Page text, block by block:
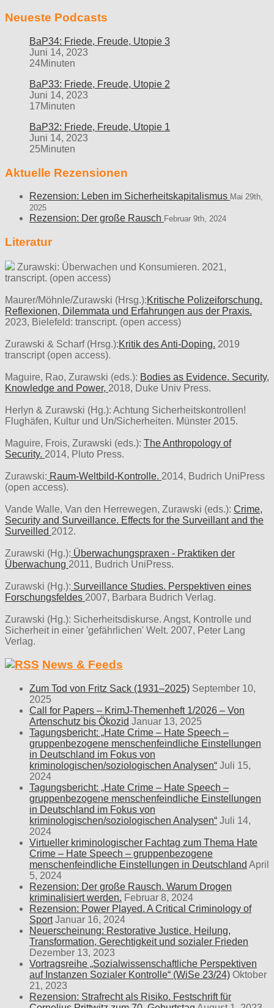
Neueste Podcasts
BaP34: Friede, Freude, Utopie 3
Juni 14, 2023
24Minuten
BaP33: Friede, Freude, Utopie 2
Juni 14, 2023
17Minuten
BaP32: Friede, Freude, Utopie 1
Juni 14, 2023
25Minuten
Aktuelle Rezensionen
Rezension: Leben im Sicherheitskapitalismus Mai 29th,
2025
Rezension: Der große Rausch Februar 9th, 2024
Literatur
Zurawski: Überwachen und Konsumieren. 2021,
transcript. (open access)
Maurer/Möhnle/Zurawski (Hrsg.):Kritische Polizeiforschung.
Reflexionen, Dilemmata und Erfahrungen aus der Praxis.
2023, Bielefeld: transcript. (open access)
Zurawski & Scharf (Hrsg.):Kritik des Anti-Doping. 2019
transcript (open access).
Maguire, Rao, Zurawski (eds.): Bodies as Evidence. Security,
Knowledge and Power, 2018, Duke Univ Press.
Herlyn & Zurawski (Hg.): Achtung Sicherheitskontrollen!
Flughäfen, Kultur und Un/Sicherheiten. Münster 2015.
Maguire, Frois, Zurawski (eds.): The Anthropology of
Security. 2014, Pluto Press.
Zurawski: Raum-Weltbild-Kontrolle. 2014, Budrich UniPress
(open access).
Vande Walle, Van den Herrewegen, Zurawski (eds.): Crime,
Security and Surveillance. Effects for the Surveillant and the
Surveilled 2012.
Zurawski (Hg.): Überwachungspraxen - Praktiken der
Überwachung 2011, Budrich UniPress.
Zurawski (Hg.): Surveillance Studies. Perspektiven eines
Forschungsfeldes 2007, Barbara Budrich Verlag.
Zurawski (Hg.): Sicherheitsdiskurse. Angst, Kontrolle und
Sicherheit in einer 'gefährlichen' Welt. 2007, Peter Lang
Verlag.
News & Feeds
Zum Tod von Fritz Sack (1931–2025) September 10,
2025
Call for Papers – KrimJ-Themenheft 1/2026 – Von
Artenschutz bis Ökozid Januar 13, 2025
Tagungsbericht: „Hate Crime – Hate Speech –
gruppenbezogene menschenfeindliche Einstellungen
in Deutschland im Fokus von
kriminologischen/soziologischen Analysen“ Juli 15,
2024
Tagungsbericht: „Hate Crime – Hate Speech –
gruppenbezogene menschenfeindliche Einstellungen
in Deutschland im Fokus von
kriminologischen/soziologischen Analysen“ Juli 14,
2024
Virtueller kriminologischer Fachtag zum Thema Hate
Crime – Hate Speech – gruppenbezogene
menschenfeindliche Einstellungen in Deutschland April
5, 2024
Rezension: Der große Rausch. Warum Drogen
kriminalisiert werden. Februar 8, 2024
Rezension: Power Played. A Critical Criminology of
Sport Januar 16, 2024
Neuerscheinung: Restorative Justice. Heilung,
Transformation, Gerechtigkeit und sozialer Frieden
Dezember 13, 2023
Vortragsreihe „Sozialwissenschaftliche Perspektiven
auf Instanzen Sozialer Kontrolle“ (WiSe 23/24) Oktober
21, 2023
Rezension: Strafrecht als Risiko. Festschrift für